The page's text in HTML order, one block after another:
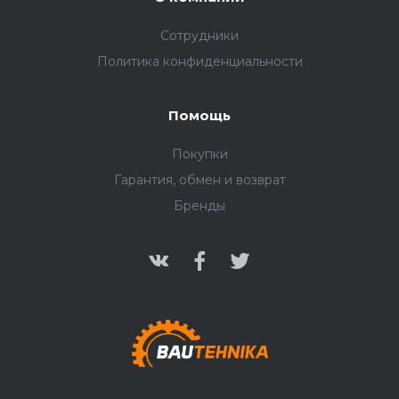
Сотрудники
Политика конфиденциальности
Помощь
Покупки
Гарантия, обмен и возврат
Бренды